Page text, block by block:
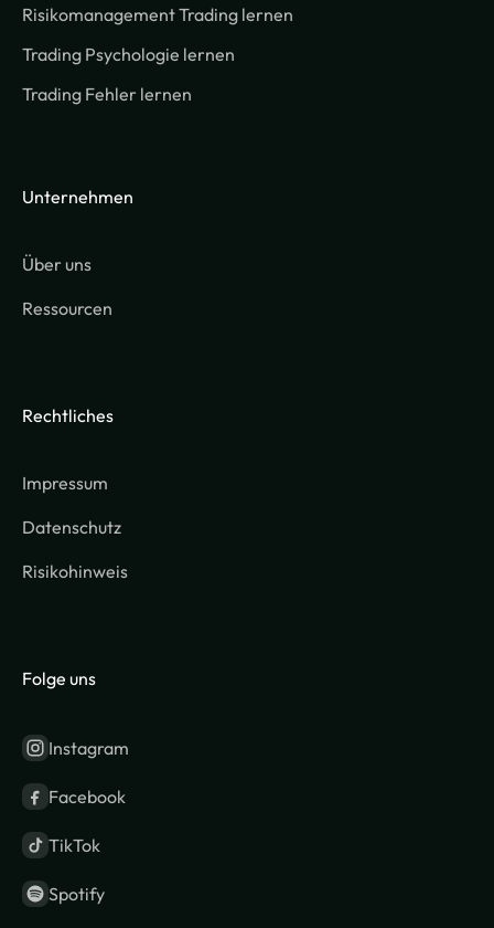
Risikomanagement Trading lernen
Trading Psychologie lernen
Trading Fehler lernen
Unternehmen
Über uns
Ressourcen
Rechtliches
Impressum
Datenschutz
Risikohinweis
Folge uns
Instagram
Facebook
TikTok
Spotify